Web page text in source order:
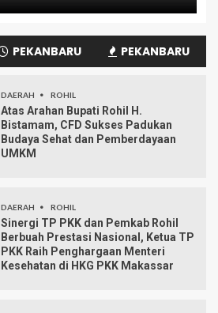
PEKANBARU PEKANBARU
DAERAH ROHIL
Atas Arahan Bupati Rohil H.
Bistamam, CFD Sukses Padukan
Budaya Sehat dan Pemberdayaan
UMKM
DAERAH ROHIL
Sinergi TP PKK dan Pemkab Rohil
Berbuah Prestasi Nasional, Ketua TP
PKK Raih Penghargaan Menteri
Kesehatan di HKG PKK Makassar